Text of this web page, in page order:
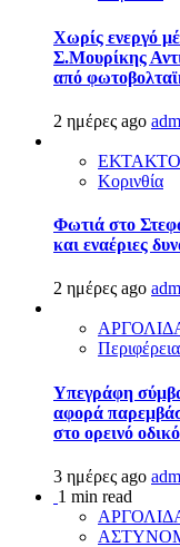
Χωρίς ενεργό
Σ.Μουρίκης
από
2 ημέρες ago
ΕΚΤΑΚΤΟ
Κορινθία
Φωτιά στο
και εναέριες
2 ημέρες ago
Υπεγράφη
αφορά
στο ορεινό
3 ημέρες ago
1 min read